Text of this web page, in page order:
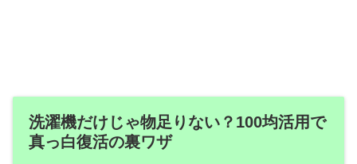
洗濯機だけじゃ物足りない？100均活用で
真っ白復活の裏ワザ